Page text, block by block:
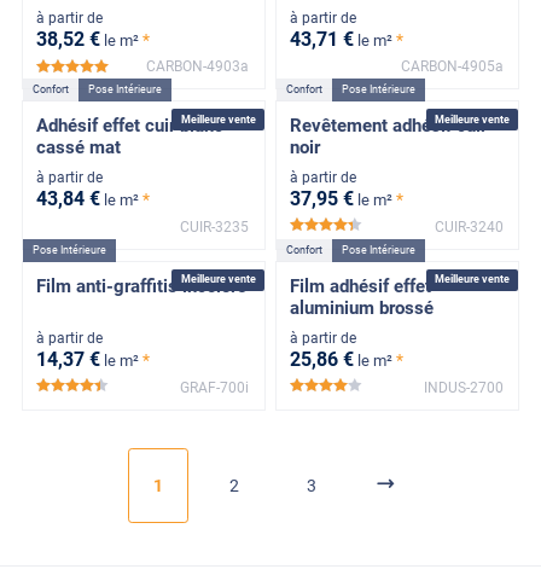
à partir de
38,52 € le m² *
*****
CARBON-4903a
à partir de
43,71 € le m² *
CARBON-4905a
Meilleure vente
Confort Pose Intérieure
Adhésif effet cuir blanc
cassé mat
à partir de
43,84 € le m² *
CUIR-3235
Meilleure vente
Confort Pose Intérieure
Revêtement adhésif cuir
noir
à partir de
37,95 € le m² *
*****
CUIR-3240
Meilleure vente
Pose Intérieure
Film anti-graffitis incolore
à partir de
14,37 € le m² *
*****
GRAF-700i
Meilleure vente
Confort Pose Intérieure
Film adhésif effet
aluminium brossé
à partir de
25,86 € le m² *
*****
INDUS-2700
1 2 3